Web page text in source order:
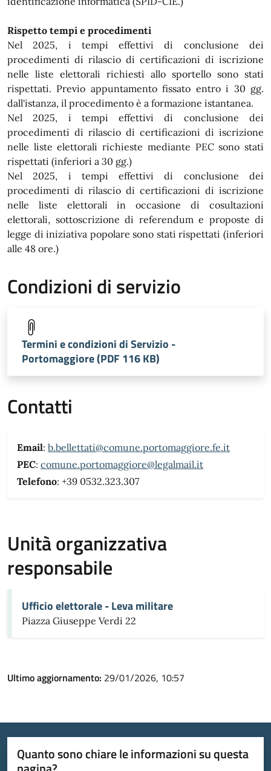
Rispetto tempi e procedimenti
Nel 2025, i tempi effettivi di conclusione dei
procedimenti di rilascio di certificazioni di iscrizione
nelle liste elettorali richiesti allo sportello sono stati
rispettati. Previo appuntamento fissato entro i 30 gg.
dall'istanza, il procedimento è a formazione istantanea.
Nel 2025, i tempi effettivi di conclusione dei
procedimenti di rilascio di certificazioni di iscrizione
nelle liste elettorali richieste mediante PEC sono stati
rispettati (inferiori a 30 gg.)
Nel 2025, i tempi effettivi di conclusione dei
procedimenti di rilascio di certificazioni di iscrizione
nelle liste elettorali in occasione di cosultazioni
elettorali, sottoscrizione di referendum e proposte di
legge di iniziativa popolare sono stati rispettati (inferiori
alle 48 ore.)
Condizioni di servizio
Termini e condizioni di Servizio -
Portomaggiore (PDF 116 KB)
Contatti
Email: b.bellettati@comune.portomaggiore.fe.it
PEC: comune.portomaggiore@legalmail.it
Telefono: +39 0532.323.307
Unità organizzativa
responsabile
Ufficio elettorale - Leva militare
Piazza Giuseppe Verdi 22
Ultimo aggiornamento: 29/01/2026, 10:57
Quanto sono chiare le informazioni su questa